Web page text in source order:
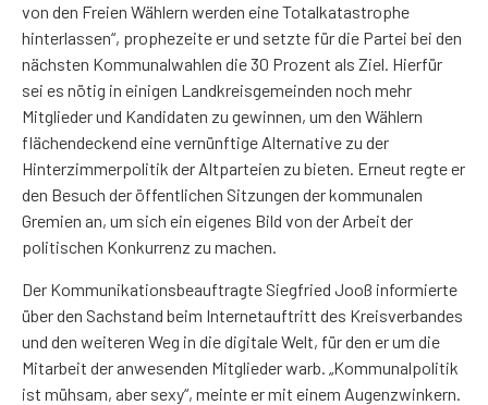
von den Freien Wählern werden eine Totalkatastrophe
hinterlassen“, prophezeite er und setzte für die Partei bei den
nächsten Kommunalwahlen die 30 Prozent als Ziel. Hierfür
sei es nötig in einigen Landkreisgemeinden noch mehr
Mitglieder und Kandidaten zu gewinnen, um den Wählern
flächendeckend eine vernünftige Alternative zu der
Hinterzimmerpolitik der Altparteien zu bieten. Erneut regte er
den Besuch der öffentlichen Sitzungen der kommunalen
Gremien an, um sich ein eigenes Bild von der Arbeit der
politischen Konkurrenz zu machen.
Der Kommunikationsbeauftragte Siegfried Jooß informierte
über den Sachstand beim Internetauftritt des Kreisverbandes
und den weiteren Weg in die digitale Welt, für den er um die
Mitarbeit der anwesenden Mitglieder warb. „Kommunalpolitik
ist mühsam, aber sexy“, meinte er mit einem Augenzwinkern.